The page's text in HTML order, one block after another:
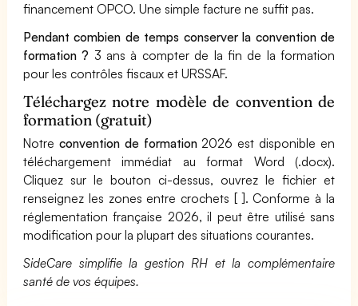
financement OPCO. Une simple facture ne suffit pas.
Pendant combien de temps conserver la convention de
formation ? 3 ans à compter de la fin de la formation
pour les contrôles fiscaux et URSSAF.
Téléchargez notre modèle de convention de
formation (gratuit)
Notre convention de formation2026 est disponible en
téléchargement immédiat au format Word (.docx).
Cliquez sur le bouton ci-dessus, ouvrez le fichier et
renseignez les zones entre crochets [ ]. Conforme à la
réglementation française 2026, il peut être utilisé sans
modification pour la plupart des situations courantes.
SideCare simplifie la gestion RH et la complémentaire
santé de vos équipes.